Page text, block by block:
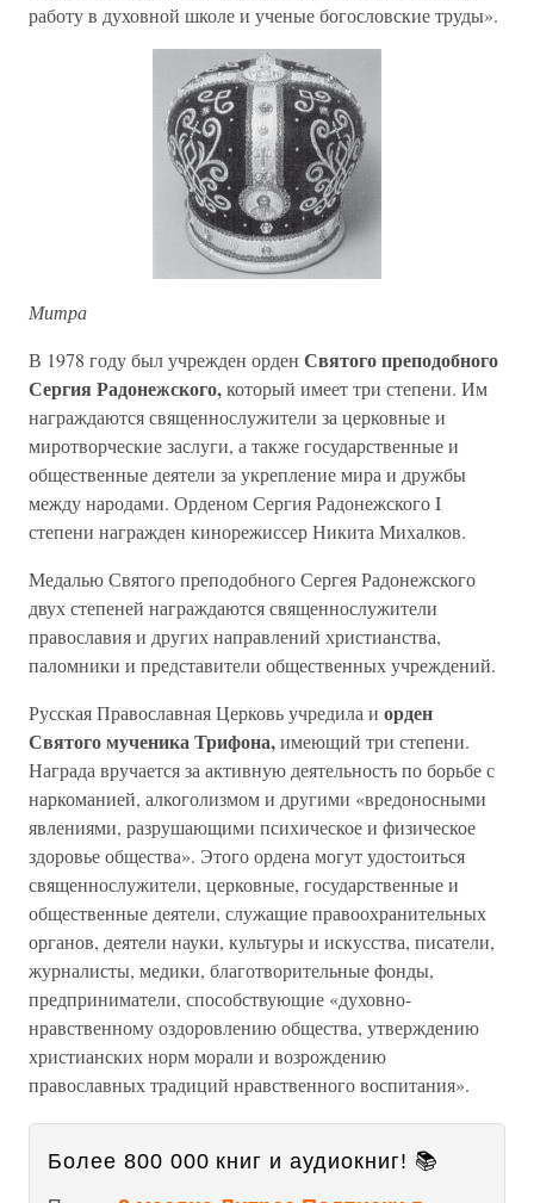
работу в духовной школе и ученые богословские труды».
Митра
В 1978 году был учрежден орден Святого преподобного
Сергия Радонежского,который имеет три степени. Им
награждаются священнослужители за церковные и
миротворческие заслуги, а также государственные и
общественные деятели за укрепление мира и дружбы
между народами. Орденом Сергия Радонежского I
степени награжден кинорежиссер Никита Михалков.
Медалью Святого преподобного Сергея Радонежского
двух степеней награждаются священнослужители
православия и других направлений христианства,
паломники и представители общественных учреждений.
Русская Православная Церковь учредила и орден
Святого мученика Трифона,имеющий три степени.
Награда вручается за активную деятельность по борьбе с
наркоманией, алкоголизмом и другими «вредоносными
явлениями, разрушающими психическое и физическое
здоровье общества». Этого ордена могут удостоиться
священнослужители, церковные, государственные и
общественные деятели, служащие правоохранительных
органов, деятели науки, культуры и искусства, писатели,
журналисты, медики, благотворительные фонды,
предприниматели, способствующие «духовно-
нравственному оздоровлению общества, утверждению
христианских норм морали и возрождению
православных традиций нравственного воспитания».
Более 800 000 книг и аудиокниг! 📚